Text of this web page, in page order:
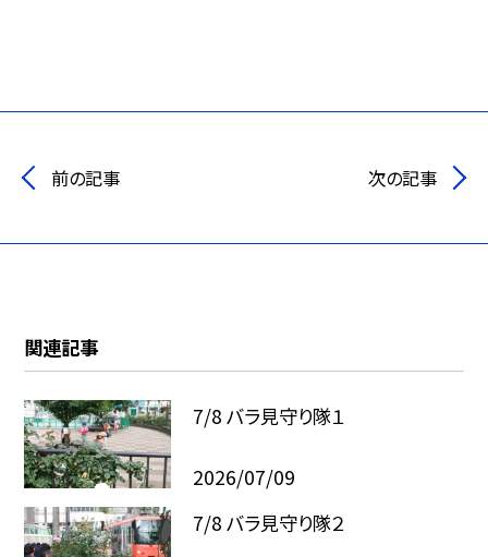
前の記事 次の記事
関連記事
7/8 バラ見守り隊１
2026/07/09
7/8 バラ見守り隊２